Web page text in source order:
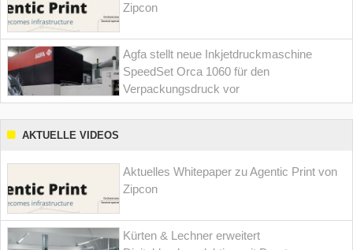
Zipcon
Agfa stellt neue Inkjetdruckmaschine
SpeedSet Orca 1060 für den
Verpackungsdruck vor
AKTUELLE VIDEOS
Aktuelles Whitepaper zu Agentic Print von
Zipcon
Kürten & Lechner erweitert